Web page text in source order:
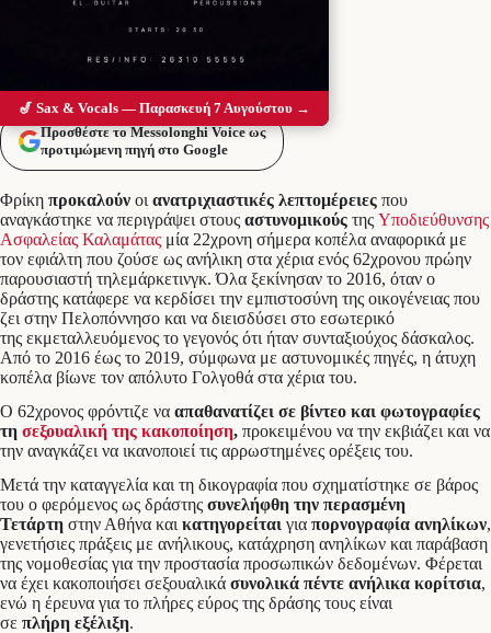
Προσθέστε το Messolonghi Voice ως
προτιμώμενη πηγή στο Google
Φρίκη προκαλούν οι ανατριχιαστικές λεπτομέρειες που
αναγκάστηκε να περιγράψει στους αστυνομικούς της Υποδιεύθυνσης
Ασφαλείας Καλαμάτας μία 22χρονη σήμερα κοπέλα αναφορικά με
τον εφιάλτη που ζούσε ως ανήλικη στα χέρια ενός 62χρονου πρώην
παρουσιαστή τηλεμάρκετινγκ. Όλα ξεκίνησαν το 2016, όταν ο
δράστης κατάφερε να κερδίσει την εμπιστοσύνη της οικογένειας που
ζει στην Πελοπόννησο και να διεισδύσει στο εσωτερικό
της εκμεταλλευόμενος το γεγονός ότι ήταν συνταξιούχος δάσκαλος.
Από το 2016 έως το 2019, σύμφωνα με αστυνομικές πηγές, η άτυχη
κοπέλα βίωνε τον απόλυτο Γολγοθά στα χέρια του.
Ο 62χρονος φρόντιζε να απαθανατίζει σε βίντεο και φωτογραφίες
τη σεξουαλική της κακοποίηση, προκειμένου να την εκβιάζει και να
την αναγκάζει να ικανοποιεί τις αρρωστημένες ορέξεις του.
Μετά την καταγγελία και τη δικογραφία που σχηματίστηκε σε βάρος
του ο φερόμενος ως δράστης συνελήφθη την περασμένη
Τετάρτη στην Αθήνα και κατηγορείται για πορνογραφία ανηλίκων,
γενετήσιες πράξεις με ανήλικους, κατάχρηση ανηλίκων και παράβαση
της νομοθεσίας για την προστασία προσωπικών δεδομένων. Φέρεται
να έχει κακοποιήσει σεξουαλικά συνολικά πέντε ανήλικα κορίτσια,
ενώ η έρευνα για το πλήρες εύρος της δράσης τους είναι
σε πλήρη εξέλιξη.
🎷 Sax & Vocals — Παρασκευή 7 Αυγούστου →